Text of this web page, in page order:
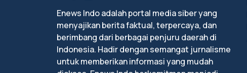
Enews Indo adalah portal media siber yang
menyajikan berita faktual, terpercaya, dan
berimbang dari berbagai penjuru daerah di
Indonesia. Hadir dengan semangat jurnalisme
untuk memberikan informasi yang mudah